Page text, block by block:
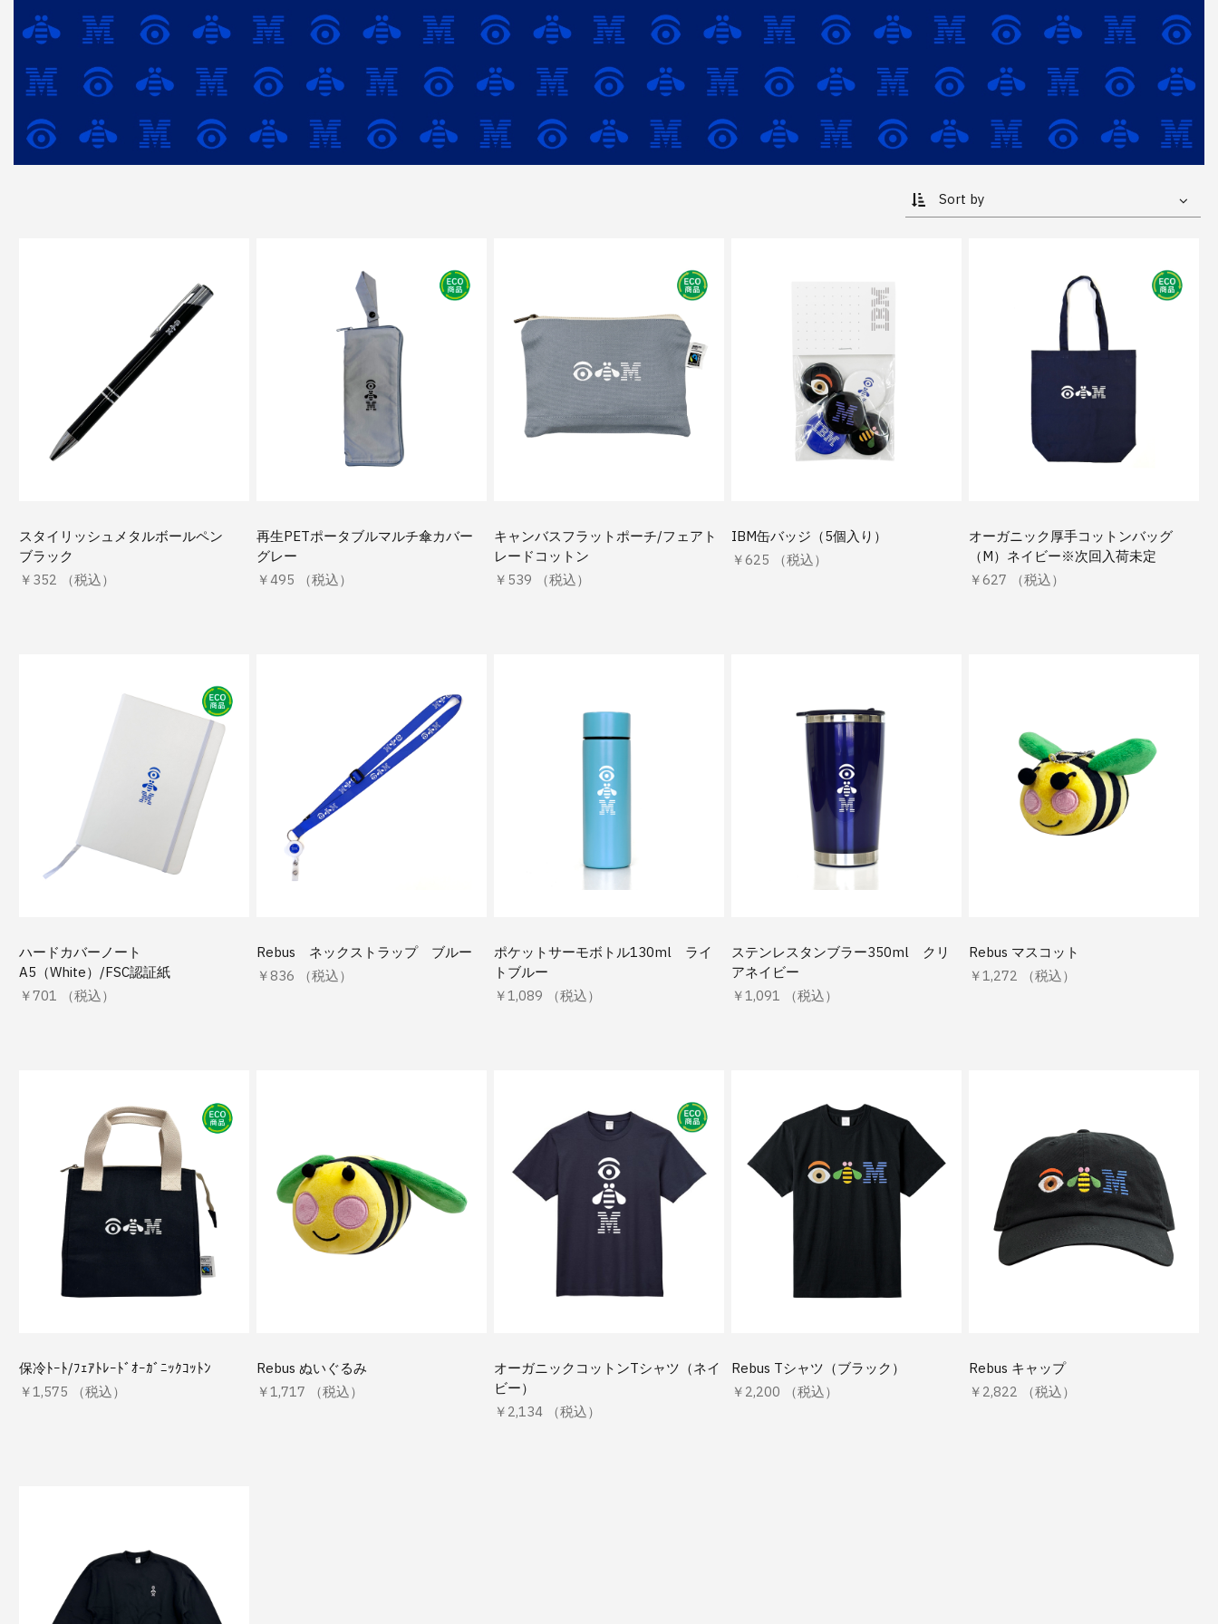
スタイリッシュメタルボールペン
ブラック
￥352 （税込）
再生PETポータブルマルチ傘カバー
グレー
￥495 （税込）
キャンバスフラットポーチ/フェアト
レードコットン
￥539 （税込）
IBM缶バッジ（5個入り）
￥625 （税込）
オーガニック厚手コットンバッグ
（M）ネイビー※次回入荷未定
￥627 （税込）
ハードカバーノート
A5（White）/FSC認証紙
￥701 （税込）
Rebus ネックストラップ ブルー
￥836 （税込）
ポケットサーモボトル130ml ライ
トブルー
￥1,089 （税込）
ステンレスタンブラー350ml クリ
アネイビー
￥1,091 （税込）
Rebus マスコット
￥1,272 （税込）
保冷ﾄｰﾄ/ﾌｪｱﾄﾚｰﾄﾞｵｰｶﾞﾆｯｸｺｯﾄﾝ
￥1,575 （税込）
Rebus ぬいぐるみ
￥1,717 （税込）
オーガニックコットンTシャツ（ネイ
ビー）
￥2,134 （税込）
Rebus Tシャツ（ブラック）
￥2,200 （税込）
Rebus キャップ
￥2,822 （税込）